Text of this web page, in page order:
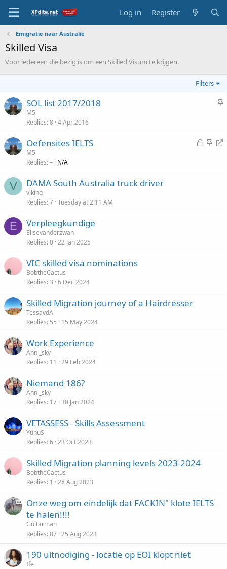
Log in Register
Emigratie naar Australië
Skilled Visa
Voor iedereen die bezig is om een Skilled Visum te krijgen.
Filters
S
k
SOL list 2017/2018
M5
Replies 8 4 Apr 2016
L
S
R
Oefensites IELTS
M5
Replies – N/A
V DAMA South Australia truck driver
viking
Replies 7 Tuesday at 2:11 AM
E Verpleegkundige
Elisevanderzwan
Replies 0 22 Jan 2025
VIC skilled visa nominations
BobtheCactus
Replies 3 6 Dec 2024
Skilled Migration journey of a Hairdresser
TessavdA
Replies 55 15 May 2024
Work Experience
Ann _sky
Replies 11 29 Feb 2024
Niemand 186?
Ann _sky
Replies 17 30 Jan 2024
VETASSESS - Skills Assessment
YunuS
Replies 6 23 Oct 2023
Skilled Migration planning levels 2023-2024
BobtheCactus
Replies 1 28 Aug 2023
Onze weg om eindelijk dat FACKIN" klote IELTS
te halen!!!!
Guitarman
Replies 87 25 Aug 2023
190 uitnodiging - locatie op EOI klopt niet
Ife